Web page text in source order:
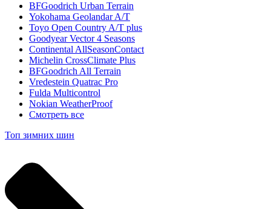
BFGoodrich Urban Terrain
Yokohama Geolandar A/T
Toyo Open Country A/T plus
Goodyear Vector 4 Seasons
Continental AllSeasonContact
Michelin CrossClimate Plus
BFGoodrich All Terrain
Vredestein Quatrac Pro
Fulda Multicontrol
Nokian WeatherProof
Смотреть все
Топ зимних шин